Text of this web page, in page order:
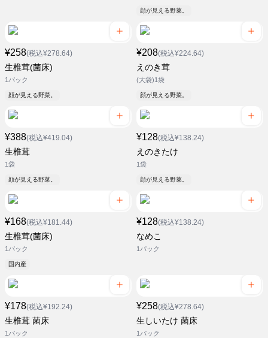
顔が見える野菜。
¥258(税込¥278.64)
生椎茸(菌床)
1パック
顔が見える野菜。
¥208(税込¥224.64)
えのき茸
(大袋)1袋
顔が見える野菜。
¥388(税込¥419.04)
生椎茸
1袋
顔が見える野菜。
¥128(税込¥138.24)
えのきたけ
1袋
顔が見える野菜。
¥168(税込¥181.44)
生椎茸(菌床)
1パック
国内産
¥128(税込¥138.24)
なめこ
1パック
¥178(税込¥192.24)
生椎茸 菌床
1パック
¥258(税込¥278.64)
生しいたけ 菌床
1パック